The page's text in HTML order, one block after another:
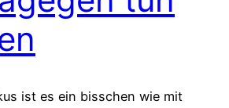
ist es ein bisschen wie mit